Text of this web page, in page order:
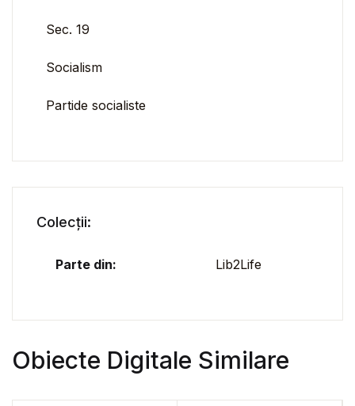
Sec. 19
Socialism
Partide socialiste
Colecții:
Parte din: Lib2Life
Obiecte Digitale Similare